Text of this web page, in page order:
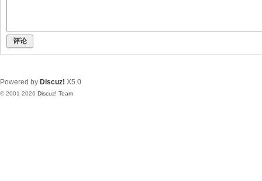
评论
Powered by Discuz! X5.0
© 2001-2026 Discuz! Team